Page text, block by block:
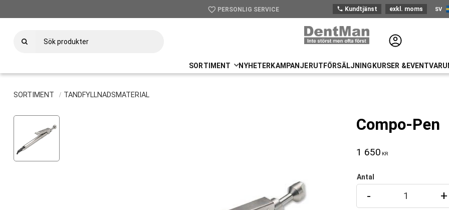
favorite_border PERSONLIG SERVICE phone Kundtjänst exkl. moms SV
SORTIMENT NYHETER KAMPANJERUTFÖRSÄLJNING KURSER &EVENT
SORTIMENT TANDFYLLNADSMATERIAL
Compo-Pen
1 650 KR
Antal
+
-